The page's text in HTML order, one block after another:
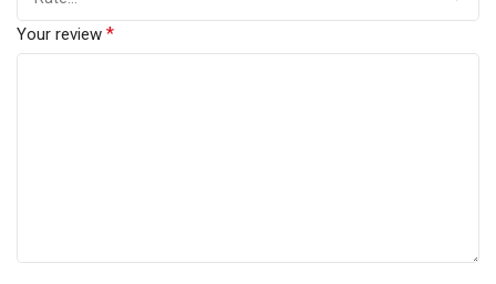
Your review *